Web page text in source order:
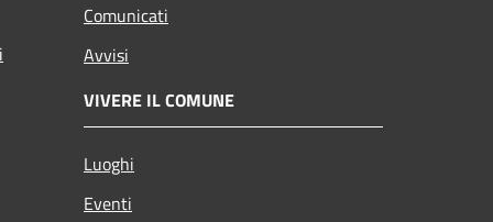
Comunicati
Avvisi
VIVERE IL COMUNE
Luoghi
Eventi